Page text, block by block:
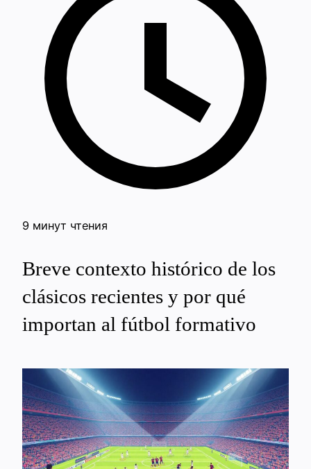
9 минут чтения
Breve contexto histórico de los
clásicos recientes y por qué
importan al fútbol formativo